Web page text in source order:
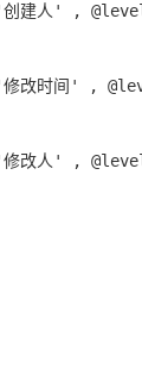
建人' ,
改时间' ,
改人' ,